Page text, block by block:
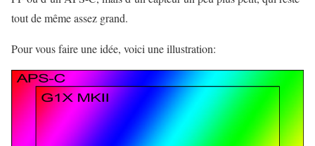
tout de même assez grand.
Pour vous faire une idée, voici une illustration: